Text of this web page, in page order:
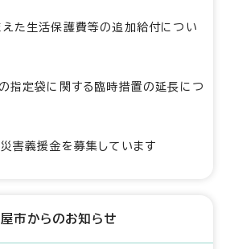
た生活保護費等の追加給付につい
指定袋に関する臨時措置の延長につ
害義援金を募集しています
市からのお知らせ